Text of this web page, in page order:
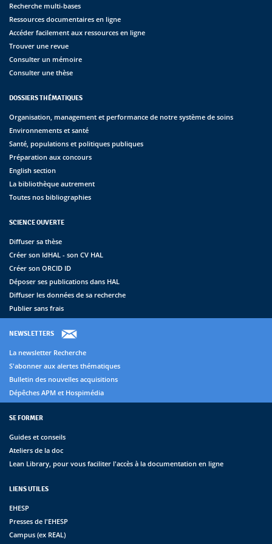
Recherche multi-bases
Ressources documentaires en ligne
Accéder facilement aux ressources en ligne
Trouver une revue
Consulter un mémoire
Consulter une thèse
DOSSIERS THÉMATIQUES
Organisation, management et performance de notre système de soins
Environnements et santé
Santé, populations et politiques publiques
Préparation aux concours
English section
La bibliothèque autrement
Toutes nos bibliographies
SCIENCE OUVERTE
Diffuser sa thèse
Créer son IdHAL - son CV HAL
Créer son ORCID ID
Déposer ses publications dans HAL
Diffuser les données de sa recherche
Publier sans frais
NEWSLETTERS
La newsletter Recherche
S'abonner aux alertes thématiques
Bulletin des nouvelles acquisitions
Dépêches APM et Hospimédia
SE FORMER
Guides et conseils
Ateliers de la doc
Lean Library, pour vous faciliter l'accès à la documentation en ligne
LIENS UTILES
EHESP
Presses de l'EHESP
Campus (ex REAL)